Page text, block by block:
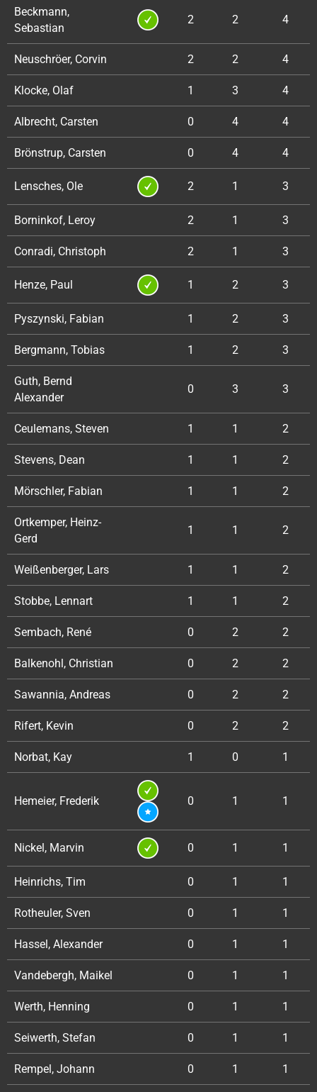
Beckmann,
Sebastian
2 2 4
Neuschröer, Corvin 2 2 4
Klocke, Olaf 1 3 4
Albrecht, Carsten 0 4 4
Brönstrup, Carsten 0 4 4
Lensches, Ole 2 1 3
Borninkof, Leroy 2 1 3
Conradi, Christoph 2 1 3
Henze, Paul 1 2 3
Pyszynski, Fabian 1 2 3
Bergmann, Tobias 1 2 3
Guth, Bernd
Alexander
0 3 3
Ceulemans, Steven 1 1 2
Stevens, Dean 1 1 2
Mörschler, Fabian 1 1 2
Ortkemper, Heinz-
Gerd
1 1 2
Weißenberger, Lars 1 1 2
Stobbe, Lennart 1 1 2
Sembach, René 0 2 2
Balkenohl, Christian 0 2 2
Sawannia, Andreas 0 2 2
Rifert, Kevin 0 2 2
Norbat, Kay 1 0 1
Hemeier, Frederik 0 1 1
Nickel, Marvin 0 1 1
Heinrichs, Tim 0 1 1
Rotheuler, Sven 0 1 1
Hassel, Alexander 0 1 1
Vandebergh, Maikel 0 1 1
Werth, Henning 0 1 1
Seiwerth, Stefan 0 1 1
Rempel, Johann 0 1 1